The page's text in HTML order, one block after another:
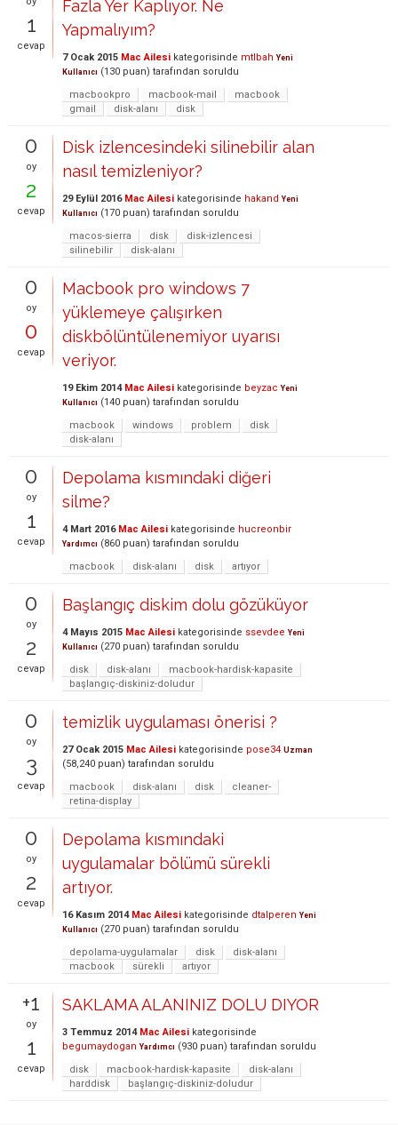
1
cevap
Fazla Yer Kaplıyor. Ne
Yapmalıyım?
7 Ocak 2015 Mac Ailesi kategorisinde mtlbah Yeni
Kullanıcı (130 puan) tarafından soruldu
macbookpro
macbook-mail
macbook
gmail
disk-alanı disk
0
oy
2
cevap
Disk izlencesindeki silinebilir alan
nasıl temizleniyor?
29 Eylül 2016 Mac Ailesi kategorisinde hakand Yeni
Kullanıcı (170 puan) tarafından soruldu
macos-sierra
disk
disk-izlencesi
silinebilir
disk-alanı
0
oy
0
cevap
Macbook pro windows 7
yüklemeye çalışırken
diskbölüntülenemiyor uyarısı
veriyor.
19 Ekim 2014 Mac Ailesi kategorisinde beyzac Yeni
Kullanıcı (140 puan) tarafından soruldu
macbook
windows problem
disk
disk-alanı
0
oy
1
cevap
Depolama kısmındaki diğeri
silme?
4 Mart 2016 Mac Ailesi kategorisinde hucreonbir
Yardımcı (860 puan) tarafından soruldu
macbook
disk-alanı disk artıyor
0
oy
2
cevap
Başlangıç diskim dolu gözüküyor
4 Mayıs 2015 Mac Ailesi kategorisinde ssevdee Yeni
Kullanıcı (270 puan) tarafından soruldu
disk
disk-alanı
macbook-hardisk-kapasite
başlangıç-diskiniz-doludur
0
oy
3
cevap
temizlik uygulaması önerisi ?
27 Ocak 2015 Mac Ailesi kategorisinde pose34 Uzman
(58,240 puan) tarafından soruldu
macbook
disk-alanı disk
cleaner-
retina-display
0
oy
2
cevap
Depolama kısmındaki
uygulamalar bölümü sürekli
artıyor.
16 Kasım 2014 Mac Ailesi kategorisinde dtalperen Yeni
Kullanıcı (270 puan) tarafından soruldu
depolama-uygulamalar
disk
disk-alanı
macbook
sürekli artıyor
+1
oy
1
cevap
SAKLAMA ALANINIZ DOLU DIYOR
3 Temmuz 2014 Mac Ailesi kategorisinde
begumaydogan Yardımcı (930 puan) tarafından soruldu
disk
macbook-hardisk-kapasite
disk-alanı
harddisk
başlangıç-diskiniz-doludur